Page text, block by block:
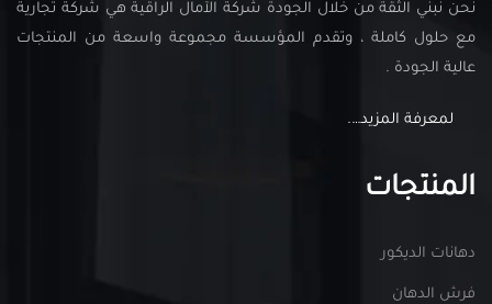
نحن نبني الثقة من خلال الجودة شركة الآمال الراقية هي شركة تجارية
مع حلول كاملة ، وتقدم المؤسسة مجموعة واسعة من المنتجات
عالية الجودة .
لمعرفة المزيد….
المنتجات
دهانات الديكور
فرش الدهان